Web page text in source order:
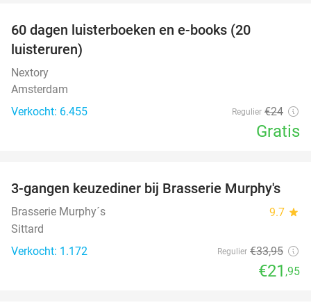
60 dagen luisterboeken en e-books (20
luisteruren)
Nextory
Amsterdam
Verkocht: 6.455
Regulier €24
Gratis
35%
3-gangen keuzediner bij Brasserie Murphy's
Brasserie Murphy´s 9.7 star
Sittard
Verkocht: 1.172
Regulier €33,95
€21 ,95